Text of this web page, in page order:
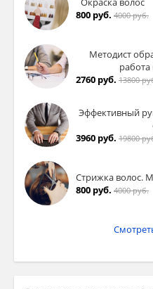
800 руб. 4000 руб.
Методист
работа
2760 руб. 13800
Эффективный
3960 руб. 19800
Стрижка волос.
800 руб. 4000 руб.